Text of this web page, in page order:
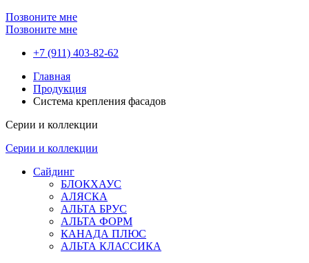
Позвоните мне
Позвоните мне
+7 (911) 403-82-62
Главная
Продукция
Система крепления фасадов
Серии и коллекции
Серии и коллекции
Сайдинг
БЛОКХАУС
АЛЯСКА
АЛЬТА БРУС
АЛЬТА ФОРМ
КАНАДА ПЛЮС
АЛЬТА КЛАССИКА